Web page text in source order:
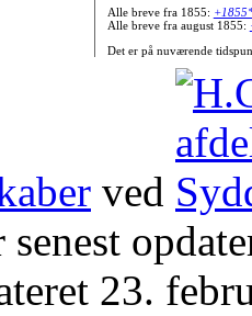
Alle breve fra 1855:
Alle breve fra august 1855:
Det er på nuværende
ved
senest
23.